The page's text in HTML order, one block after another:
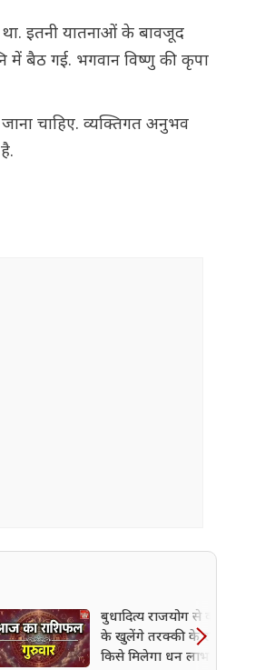
था. इतनी यातनाओं के बावजूद
में बैठ गई. भगवान विष्णु की कृपा
चाहिए. व्यक्तिगत अनुभव
बुधादित्य राजयोग से कई राशियों
के खुलेंगे तरक्की के रास्ते, जानें
किसे मिलेगा धन लाभ और किसे